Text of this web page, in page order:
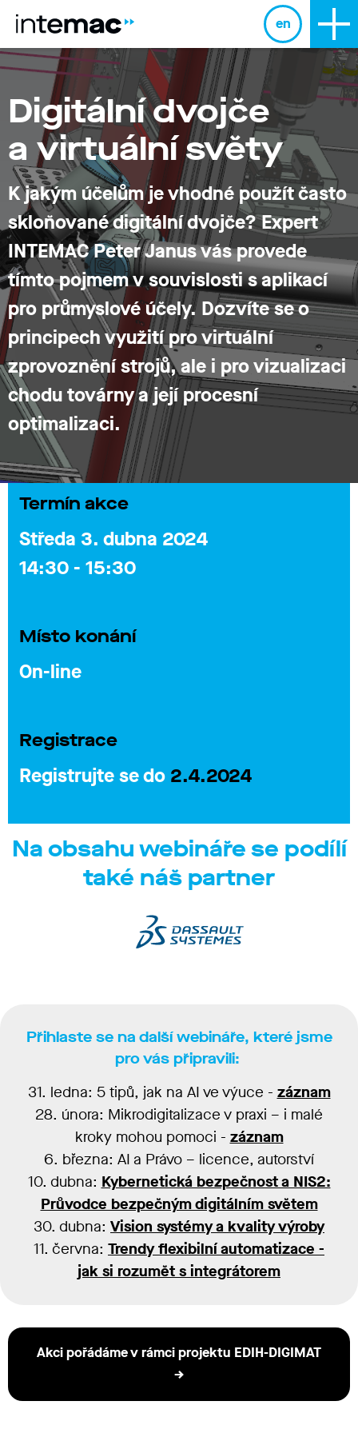
en
Digitální dvojče
a virtuální světy
K jakým účelům je vhodné použít často
skloňované digitální dvojče? Expert
INTEMAC Peter Janus vás provede
tímto pojmem v souvislosti s aplikací
pro průmyslové účely.Dozvíte se o
principech využití pro virtuální
zprovoznění strojů, ale i pro vizualizaci
chodu továrny a její procesní
optimalizaci.
Termín akce
Středa 3. dubna 2024
14:30 - 15:30
Místo konání
On-line
Registrace
Registrujte se do 2.4.2024
Na obsahu webináře se podílí
také náš partner
Přihlaste se na další webináře, které jsme
pro vás připravili:
31. ledna: 5 tipů, jak na AI ve výuce - záznam
28. února: Mikrodigitalizace v praxi – i malé
kroky mohou pomoci - záznam
6. března: AI a Právo – licence, autorství
10. dubna: Kybernetická bezpečnost a NIS2:
Průvodce bezpečným digitálním světem
30. dubna: Vision systémy a kvality výroby
11. června: Trendy flexibilní automatizace -
jak si rozumět s integrátorem
Akci pořádáme v rámci projektu EDIH-DIGIMAT
→